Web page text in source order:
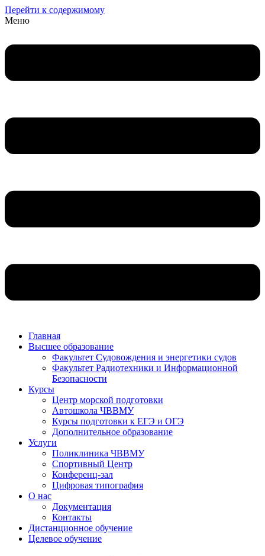
Перейти к содержимому
Меню
Главная
Высшее образование
Факультет Судовождения и энергетики судов
Факультет Радиотехники и Информационной
Безопасности
Курсы
Центр морской подготовки
Автошкола ЧВВМУ
Курсы подготовки к ЕГЭ и ОГЭ
Дополнительное образование
Услуги
Поликлиника ЧВВМУ
Спортивный Центр
Конференц-зал
Цифровая типография
О нас
Документация
Контакты
Дистанционное обучение
Целевое обучение